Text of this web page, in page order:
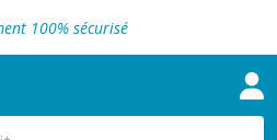
100% sécurisé
en clinique vétérinaire
croquettes vétérinaire